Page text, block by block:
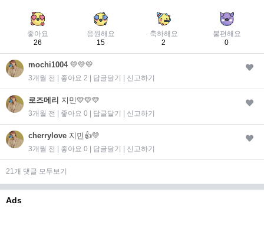
좋아요
26
응원해요
15
축하해요
2
불편해요
0
mochi1004 💛💛💛
3개월 전 | 좋아요 2 | 답글달기 신고하기
로즈메리 지민💛💛💛
3개월 전 | 좋아요 0 | 답글달기 신고하기
cherrylove 지민👍💛
3개월 전 | 좋아요 0 | 답글달기 신고하기
21개 댓글 모두보기
Ads